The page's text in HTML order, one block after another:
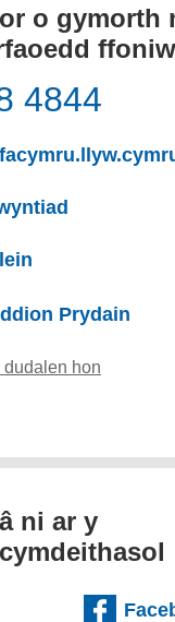
o gymorth
4844
Prydain
dudalen hon
ni ar y
(external